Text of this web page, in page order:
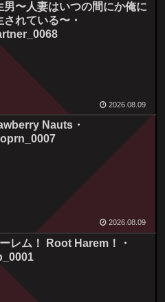
男〜人妻はいつの間にか俺に
されている〜・
2026.08.09
Nauts・
2026.08.09
レム！ Root Harem！・